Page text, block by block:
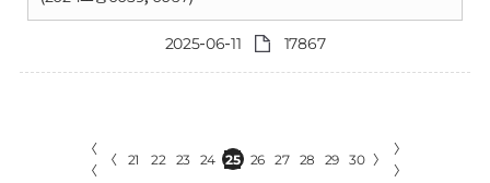
2025-06-11 17867
〈
〈
〈 21 22 23 24 25 26 27 28 29 30 〉
〉
〉